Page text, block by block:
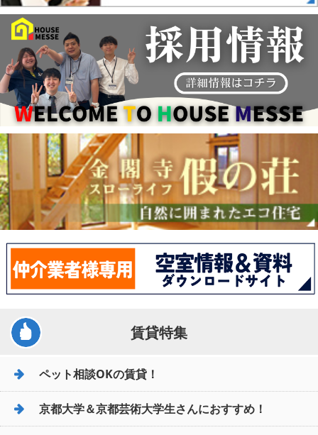
賃貸特集
ペット相談OKの賃貸！
京都大学＆京都芸術大学生さんにおすすめ！